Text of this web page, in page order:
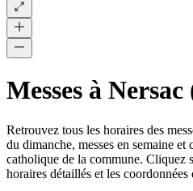
Messes à Nersac
Retrouvez tous les horaires des
du dimanche, messes en semaine et
catholique de la commune. Cliquez
horaires détaillés et les coordonnées